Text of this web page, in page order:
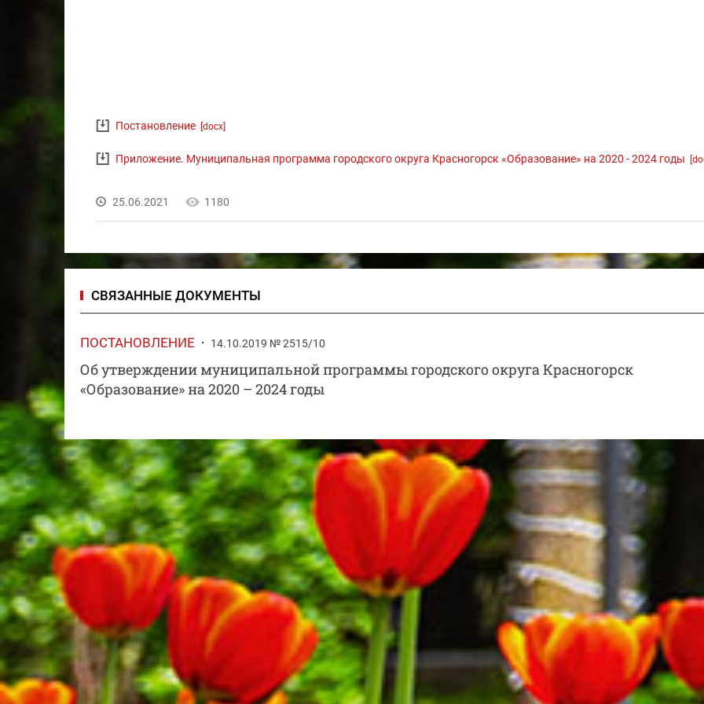
Постановление [docx]
Приложение. Муниципальная программа городского округа Красногорск «Образование» на 2020 - 2024 годы
25.06.2021 1180
СВЯЗАННЫЕ ДОКУМЕНТЫ
ПОСТАНОВЛЕНИЕ 14.10.2019 № 2515/10
Об утверждении муниципальной программы городского округа Красногорск
«Образование» на 2020 – 2024 годы